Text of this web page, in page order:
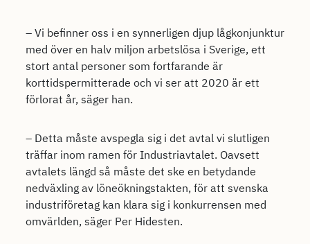
– Vi befinner oss i en synnerligen djup lågkonjunktur
med över en halv miljon arbetslösa i Sverige, ett
stort antal personer som fortfarande är
korttidspermitterade och vi ser att 2020 är ett
förlorat år, säger han.
– Detta måste avspegla sig i det avtal vi slutligen
träffar inom ramen för Industriavtalet. Oavsett
avtalets längd så måste det ske en betydande
nedväxling av löneökningstakten, för att svenska
industriföretag kan klara sig i konkurrensen med
omvärlden, säger Per Hidesten.